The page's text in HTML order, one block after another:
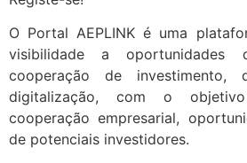
O Portal AEPLINK é uma
visibilidade a
cooperação de
digitalização, com o
cooperação empresarial,
de potenciais investidores.